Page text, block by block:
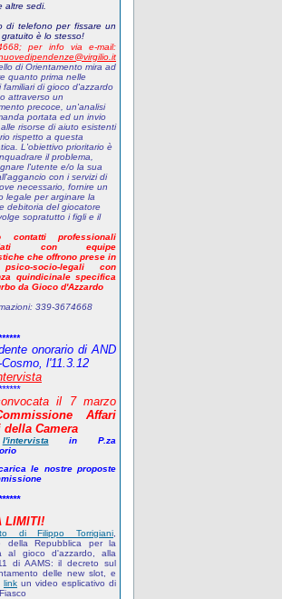
altre sedi.
di telefono per fissare un
gratuito è lo stesso!
per info via e-mail:
di Orientamento mira ad
quanto prima nelle
familiari di gioco d'azzardo
attraverso un
precoce, un'analisi
portata ed un invio
risorse di aiuto esistenti
rispetto a questa
L'obiettivo prioritario è
il problema,
l'utente e/o la sua
con i servizi di
necessario, fornire un
legale per arginare la
debitoria del giocatore
sopratutto i figli e il
contatti professionali
con equipe
che offrono prese in
socio-legali con
quindicinale specifica
da Gioco d'Azzardo
339-3674668
onorario di AND
l'11.3.12
il 7 marzo
Affari
Camera
l'intervista in P.za
le nostre proposte
LIMITI!
di Filippo Torrigiani
della Repubblica per la
al gioco d'azzardo, alla
di AAMS: il decreto sul
delle new slot, e
link un video esplicativo di